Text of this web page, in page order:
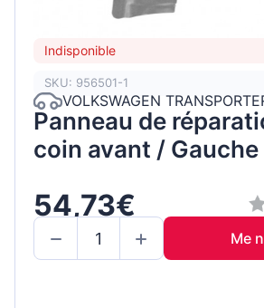
Indisponible
SKU: 956501-1
VOLKSWAGEN
Panneau de
coin avant / Gauche
54,73€
Me